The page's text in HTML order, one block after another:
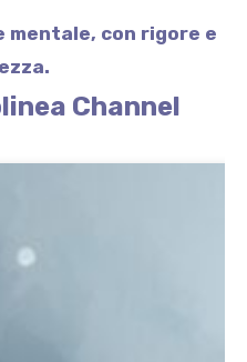
mentale, con rigore e
Channel